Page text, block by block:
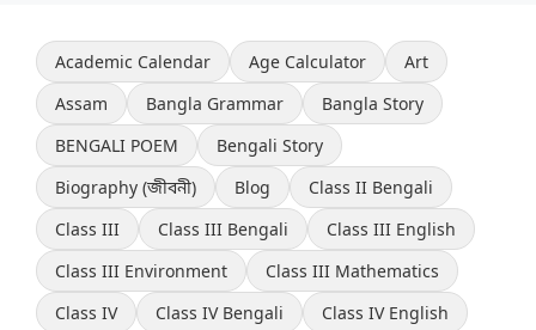
Academic Calendar Age Calculator
Art
Assam
Bangla Grammar
Bangla Story
BENGALI POEM
Bengali Story
Biography (জীবনী)
Blog
Class II Bengali
Class III
Class III Bengali
Class III English
Class III Environment
Class III Mathematics
Class IV
Class IV Bengali
Class IV English